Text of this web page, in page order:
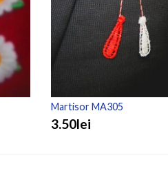
Martisor MA305
3.50lei